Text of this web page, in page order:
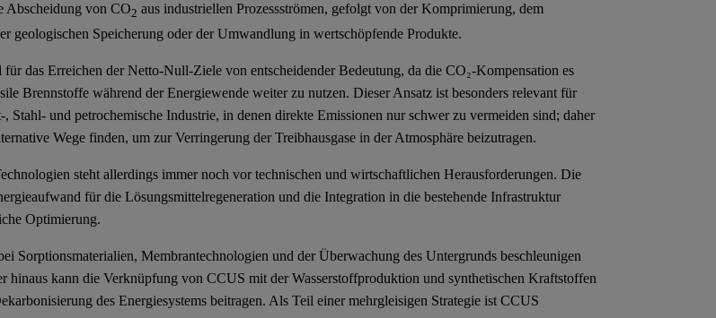
Abscheidung von CO2 aus industriellen Prozessströmen, gefolgt von der Komprimierung, dem
geologischen Speicherung oder der Umwandlung in wertschöpfende Produkte.
das Erreichen der Netto-Null-Ziele von entscheidender Bedeutung, da die CO₂-Kompensation es
Brennstoffe während der Energiewende weiter zu nutzen. Dieser Ansatz ist besonders relevant für
Stahl- und petrochemische Industrie, in denen direkte Emissionen nur schwer zu vermeiden sind; daher
Wege finden, um zur Verringerung der Treibhausgase in der Atmosphäre beizutragen.
steht allerdings immer noch vor technischen und wirtschaftlichen Herausforderungen. Die
für die Lösungsmittelregeneration und die Integration in die bestehende Infrastruktur
Optimierung.
Sorptionsmaterialien, Membrantechnologien und der Überwachung des Untergrunds beschleunigen
hinaus kann die Verknüpfung von CCUS mit der Wasserstoffproduktion und synthetischen Kraftstoffen
des Energiesystems beitragen. Als Teil einer mehrgleisigen Strategie ist CCUS